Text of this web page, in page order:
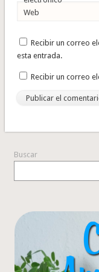
Web
Recibir un correo
esta entrada.
Recibir un correo
Buscar